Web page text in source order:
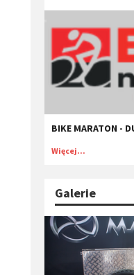
BIKE MARATON -
Więcej...
Galerie